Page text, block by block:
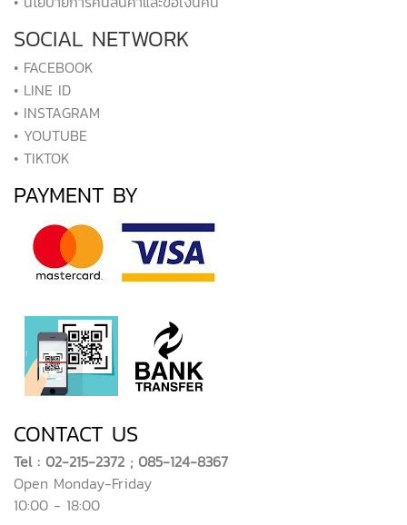
SOCIAL NETWORK
• FACEBOOK
• LINE ID
• INSTAGRAM
• YOUTUBE
• TIKTOK
PAYMENT BY
CONTACT US
Tel : 02-215-2372 ; 085-124-8367
Open Monday-Friday
10:00 - 18:00